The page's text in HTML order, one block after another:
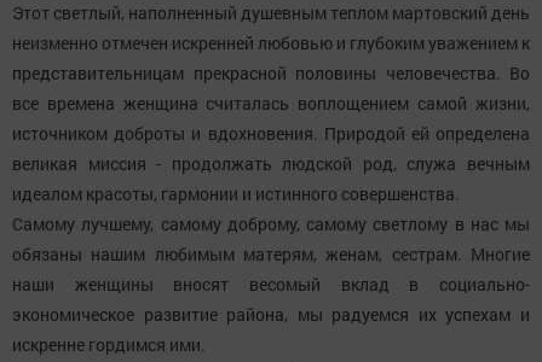
Этот светлый, наполненный душевным теплом мартовский день
неизменно отмечен искренней любовью и глубоким уважением к
представительницам прекрасной половины человечества. Во
все времена женщина считалась воплощением самой жизни,
источником доброты и вдохновения. Природой ей определена
великая миссия - продолжать людской род, служа вечным
идеалом красоты, гармонии и истинного совершенства.
Самому лучшему, самому доброму, самому светлому в нас мы
обязаны нашим любимым матерям, женам, сестрам. Многие
наши женщины вносят весомый вклад в социально-
экономическое развитие района, мы радуемся их успехам и
искренне гордимся ими.